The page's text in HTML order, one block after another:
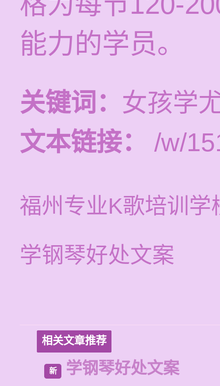
能力的学员。
关键词： 女孩学
文本链接：
/w/
福州专业K歌培训学
学钢琴好处文案
相关文章推荐
新 学钢琴好处文案